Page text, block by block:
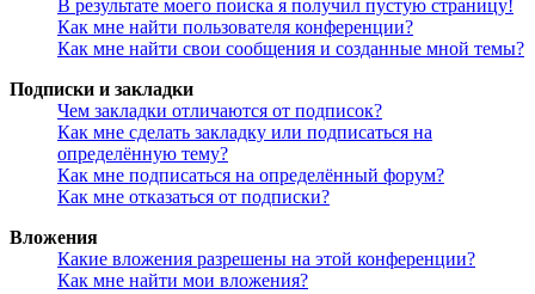
В результате моего поиска я получил пустую страницу!
Как мне найти пользователя конференции?
Как мне найти свои сообщения и созданные мной темы?
Подписки и закладки
Чем закладки отличаются от подписок?
Как мне сделать закладку или подписаться на
определённую тему?
Как мне подписаться на определённый форум?
Как мне отказаться от подписки?
Вложения
Какие вложения разрешены на этой конференции?
Как мне найти мои вложения?